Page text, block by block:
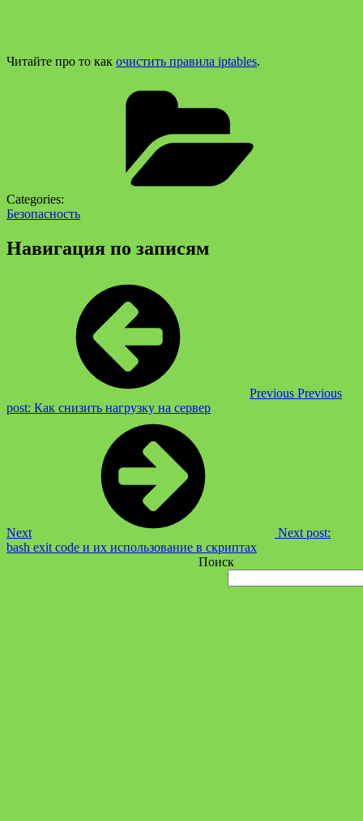
Читайте про то как очистить правила iptables.
Categories:
Безопасность
Навигация по записям
Previous Previous
post: Как снизить нагрузку на сервер
Next
Next post:
bash exit code и их использование в скриптах
Поиск